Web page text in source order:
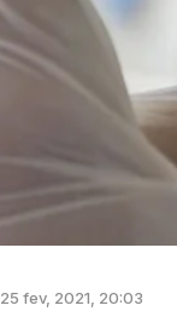
25 fev, 2021, 20:03